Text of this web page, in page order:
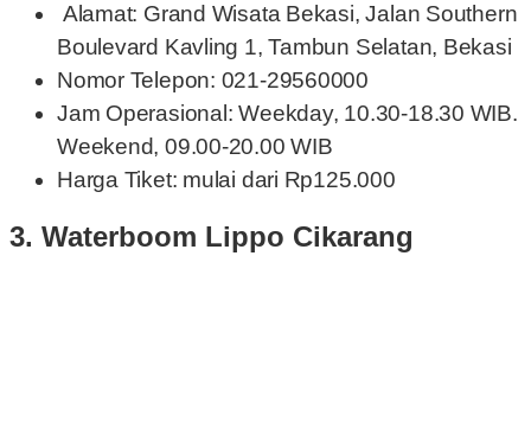
Alamat: Grand Wisata Bekasi, Jalan Southern
Boulevard Kavling 1, Tambun Selatan, Bekasi
Nomor Telepon: 021-29560000
Jam Operasional: Weekday, 10.30-18.30 WIB.
Weekend, 09.00-20.00 WIB
Harga Tiket: mulai dari Rp125.000
3. Waterboom Lippo Cikarang